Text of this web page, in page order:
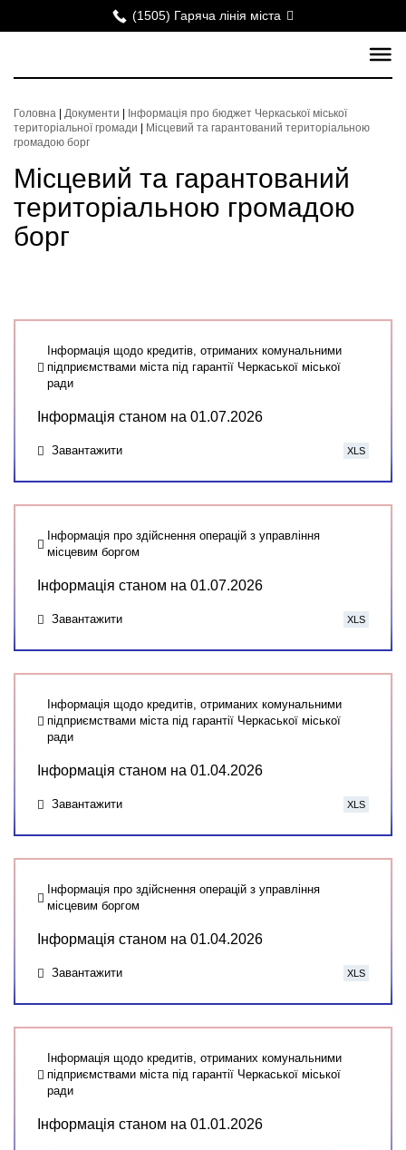
(1505) Гаряча лінія міста
Головна Документи
Інформація про бюджет Черкаської міської
територіальної громади
Місцевий та гарантований територіальною
громадою борг
Місцевий та гарантований
територіальною громадою
борг
Інформація щодо кредитів, отриманих комунальними
підприємствами міста під гарантії Черкаської міської
ради
Інформація станом на 01.07.2026
Завантажити XLS
Інформація про здійснення операцій з управління
місцевим боргом
Інформація станом на 01.07.2026
Завантажити XLS
Інформація щодо кредитів, отриманих комунальними
підприємствами міста під гарантії Черкаської міської
ради
Інформація станом на 01.04.2026
Завантажити XLS
Інформація про здійснення операцій з управління
місцевим боргом
Інформація станом на 01.04.2026
Завантажити XLS
Інформація щодо кредитів, отриманих комунальними
підприємствами міста під гарантії Черкаської міської
ради
Інформація станом на 01.01.2026